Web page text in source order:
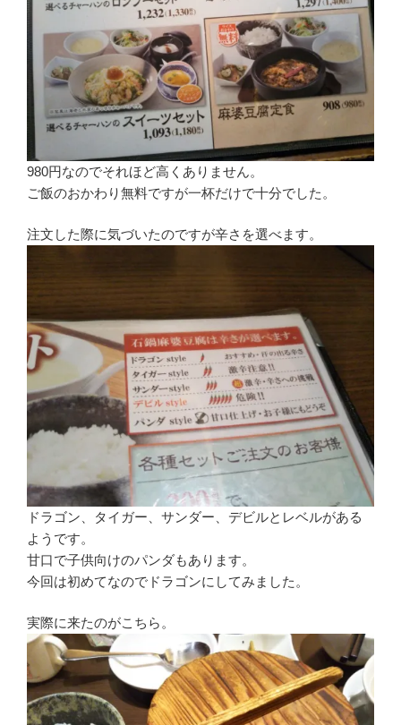
980円なのでそれほど高くありません。
ご飯のおかわり無料ですが一杯だけで十分でした。
注文した際に気づいたのですが辛さを選べます。
ドラゴン、タイガー、サンダー、デビルとレベルがある
ようです。
甘口で子供向けのパンダもあります。
今回は初めてなのでドラゴンにしてみました。
実際に来たのがこちら。